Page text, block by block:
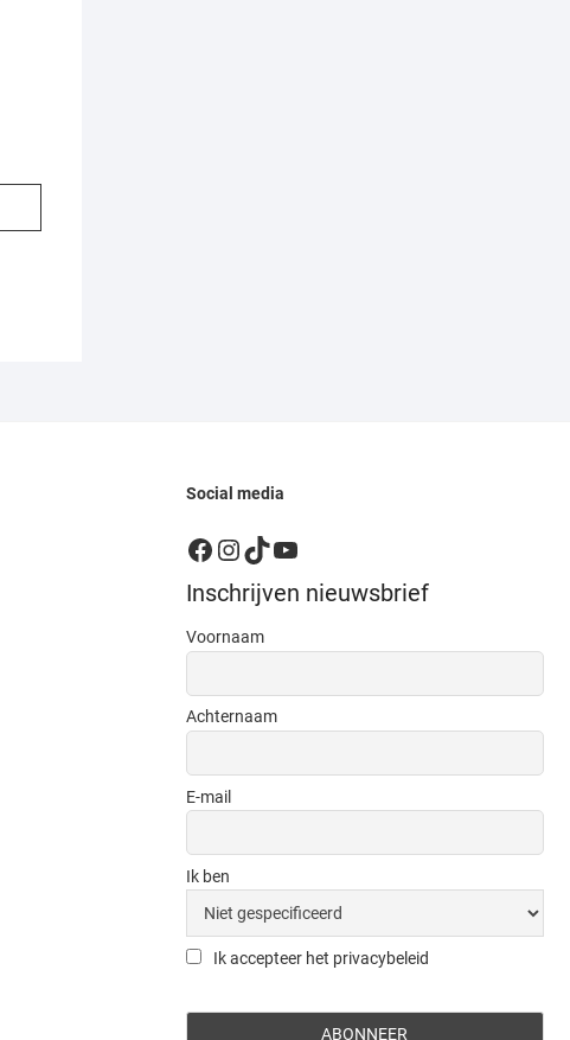
Social media
Facebook
Instagram
TikTok
YouTube
Inschrijven nieuwsbrief
Voornaam
Achternaam
E-mail
Ik ben
Ik accepteer het privacybeleid